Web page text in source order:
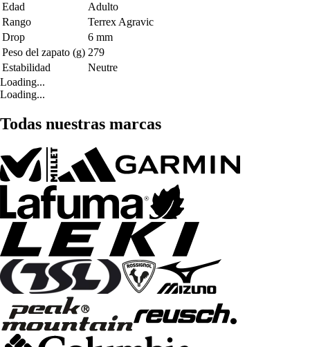
Edad
Adulto
Rango
Terrex Agravic
Drop
6 mm
Peso del zapato (g) 279
Estabilidad
Neutre
Loading...
Loading...
Todas nuestras marcas